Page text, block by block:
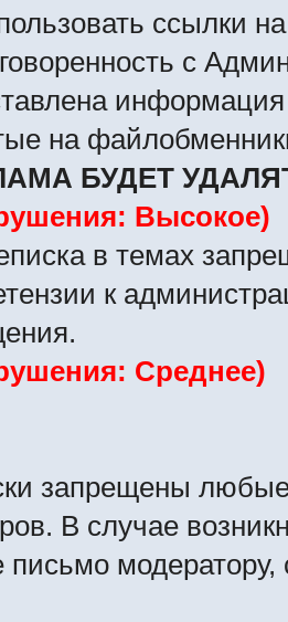
ссылки
с
на
БУДЕТ
Высокое)
в темах
к
Среднее)
запрещены
В случае
письмо